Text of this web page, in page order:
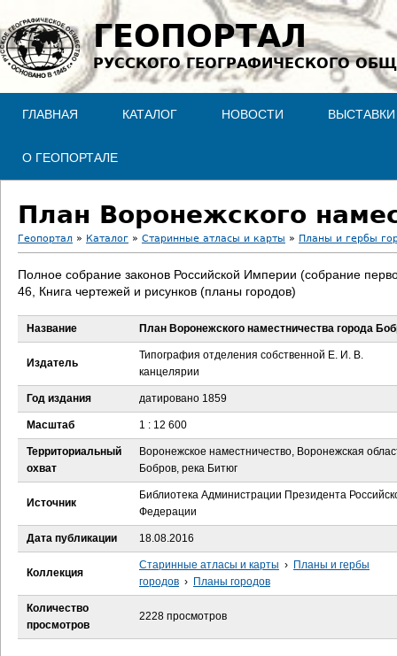
Jump to navigation
ГЕОПОРТАЛ
РУССКОГО ГЕОГРАФИЧЕСКОГО
ГЛАВНАЯ КАТАЛОГ НОВОСТИ ВЫСТАВКИ
О ГЕОПОРТАЛЕ
План Воронежского
В
ы
д
е
с
ь
Геопортал » Каталог » Старинные атласы и карты » Планы и гербы
Полное собрание законов Российской Империи (собрание
46, Книга чертежей и рисунков (планы городов)
Название План Воронежского наместничества города
Издатель
Типография отделения собственной Е. И. В.
канцелярии
Год издания датировано 1859
Масштаб 1 : 12 600
Территориальный
охват
Воронежское наместничество, Воронежская
Бобров, река Битюг
Источник
Библиотека Администрации Президента
Федерации
Дата публикации 18.08.2016
Коллекция
Старинные атласы и карты › Планы и гербы
городов › Планы городов
Количество
просмотров
2228 просмотров